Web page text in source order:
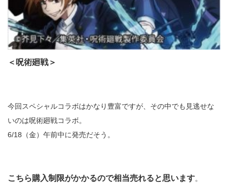
＜呪術廻戦＞
今回スペシャルコラボはかなり豊富ですが、その中でも見逃せな
いのは呪術廻戦コラボ。
6/18（金）午前中に発売だそう。
こちら購入制限がかかるので相当売れると思います。